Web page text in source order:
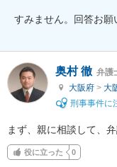
すみません。回答お願
奥村 徹 弁護
大阪府 > 大
刑事事件に
まず、親に相談して、
役に立った 0